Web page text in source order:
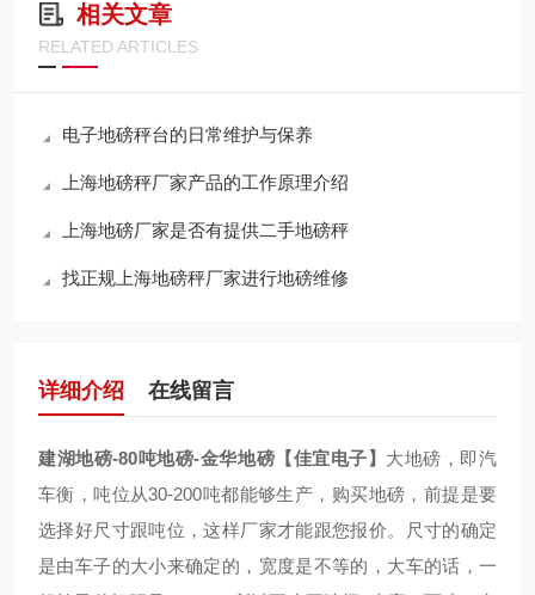
相关文章
RELATED ARTICLES
电子地磅秤台的日常维护与保养
上海地磅秤厂家产品的工作原理介绍
上海地磅厂家是否有提供二手地磅秤
找正规上海地磅秤厂家进行地磅维修
详细介绍 在线留言
建湖地磅-80吨地磅-金华地磅【佳宜电子】 大地磅，即汽
车衡，吨位从30-200吨都能够生产，购买地磅，前提是要
选择好尺寸跟吨位，这样厂家才能跟您报价。尺寸的确定
是由车子的大小来确定的，宽度是不等的，大车的话，一